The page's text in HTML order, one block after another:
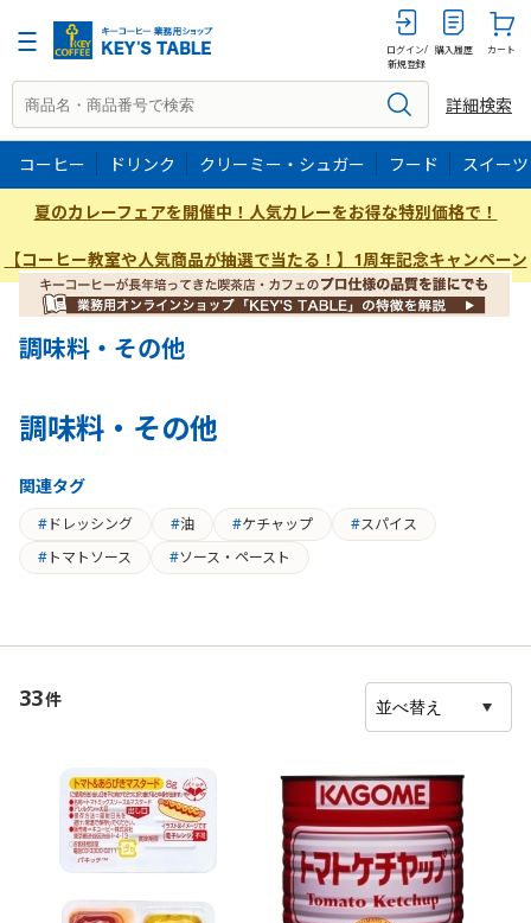
ログイン/
新規登録
購入履歴 カート
詳細検索
コーヒー ドリンク クリーミー・シュガー フード スイーツ
夏のカレーフェアを開催中！人気カレーをお得な特別価格で！
【コーヒー教室や人気商品が抽選で当たる！】1周年記念キャンペーン
調味料・その他
調味料・その他
関連タグ
ドレッシング 油 ケチャップ
スパイス
トマトソース
ソース・ペースト
33件